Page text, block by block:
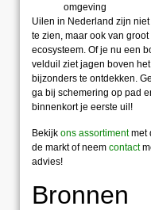
omgeving
Uilen in Nederland zijn
te zien, maar ook van
ecosysteem. Of je nu een
velduil ziet jagen boven
bijzonders te ontdekken.
ga bij schemering op pad
binnenkort je eerste uil!
Bekijk ons assortimentmet
de markt of neem contact
advies!
Bronnen